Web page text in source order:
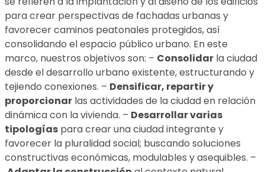
para crear perspectivas de fachadas urbanas y
favorecer caminos peatonales protegidos, así
consolidando el espacio público urbano. En este
marco, nuestros objetivos son: – Consolidar la ciudad
desde el desarrollo urbano existente, estructurando y
tejiendo conexiones. – Densificar, repartir y
proporcionar las actividades de la ciudad en relación
dinámica con la vivienda. – Desarrollar varias
tipologías para crear una ciudad integrante y
favorecer la pluralidad social; buscando soluciones
constructivas económicas, modulables y asequibles. –